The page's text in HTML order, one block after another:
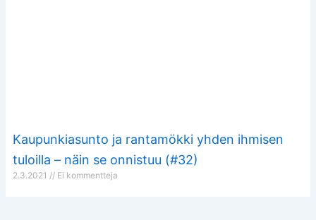
Kaupunkiasunto ja rantamökki yhden ihmisen
tuloilla – näin se onnistuu (#32)
2.3.2021 Ei kommentteja